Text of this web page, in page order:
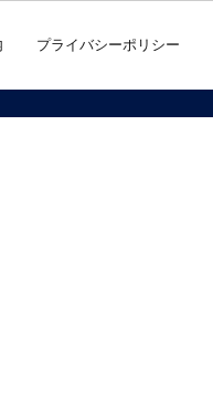
プライバシーポリシー